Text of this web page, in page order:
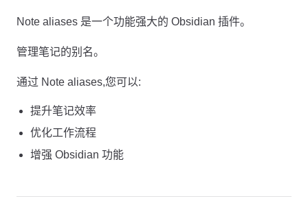
Note aliases 是一个功能强大的 Obsidian 插件。
管理笔记的别名。
通过 Note aliases,您可以:
提升笔记效率
优化工作流程
增强 Obsidian 功能